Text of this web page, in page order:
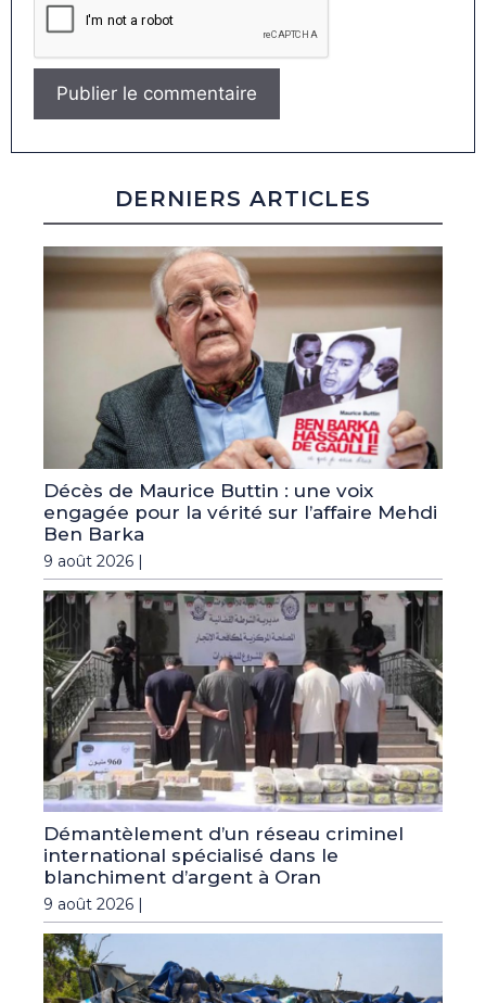
DERNIERS ARTICLES
Décès de Maurice Buttin : une voix
engagée pour la vérité sur l’affaire Mehdi
Ben Barka
9 août 2026 |
Démantèlement d’un réseau criminel
international spécialisé dans le
blanchiment d’argent à Oran
9 août 2026 |